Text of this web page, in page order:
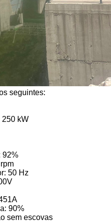
seguintes:
250 kW
92%
50 Hz
90%
sem escovas